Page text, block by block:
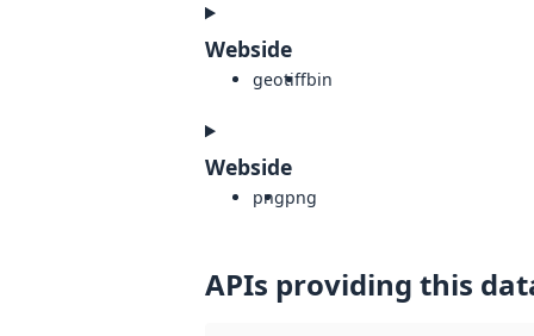
Webside
geotiffbin
Webside
pngpng
APIs providing this